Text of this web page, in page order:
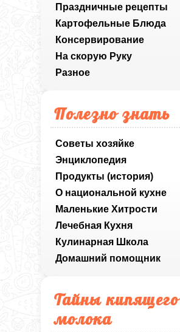
Праздничные рецепты
Картофельные Блюда
Консервирование
На скорую Руку
Разное
Полезно знать
Советы хозяйке
Энциклопедия
Продукты (история)
О национальной кухне
Маленькие Хитрости
Лечебная Кухня
Кулинарная Школа
Домашний помощник
Тайны кипящего
молока